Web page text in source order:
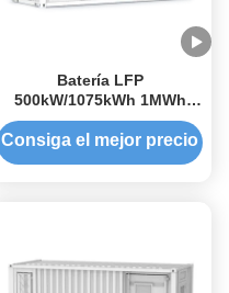
Batería LFP
500kW/1075kWh 1MWh
Sistema de
almacenamiento de
energía integrado de aire
Consiga el mejor precio